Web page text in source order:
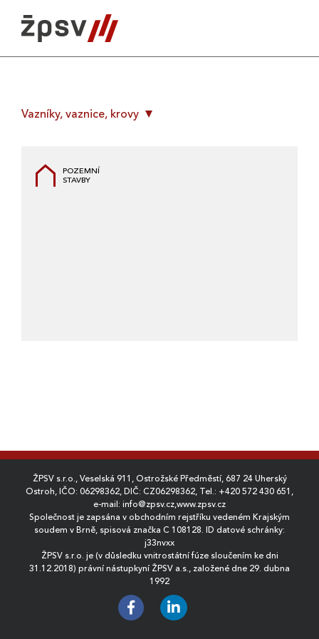
content
Vazníky, vaznice, krovy
POZEMNÍ
STAVBY
ŽPSV s.r.o., Veselská 911, Ostrožské Předměstí, 687 24 Uherský
Ostroh, IČO: 06298362, DIČ: CZ06298362, Tel.: +420 572 430 651 ,
e-mail: info@zpsv.cz,www.zpsv.cz
Společnost je zapsána v obchodním rejstříku vedeném Krajským
soudem v Brně, spisová značka C 108128. ID datové schránky:
j33nvxx
ŽPSV s.r.o. je (v důsledku vnitrostátní fúze sloučením ke dni
31.12.2018) právní nástupkyní ŽPSV a.s., založené dne 29. dubna
1992